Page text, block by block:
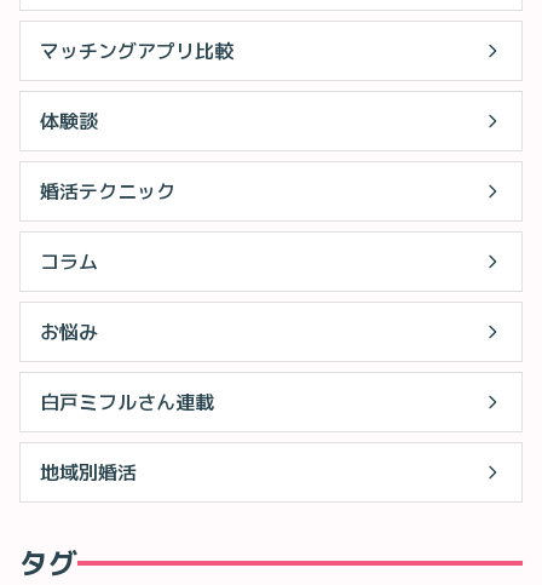
マッチングアプリ比較
体験談
婚活テクニック
コラム
お悩み
白戸ミフルさん連載
地域別婚活
タグ